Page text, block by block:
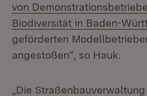
von
Biodiversität in Baden-
geförderten
angestoßen“, so Hauk.
„Die